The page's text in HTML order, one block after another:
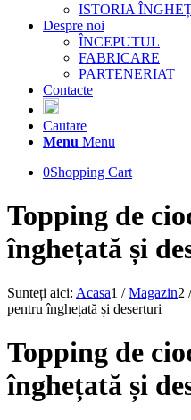
ISTORIA
Despre noi
ÎNCEPUTUL
FABRICARE
PARTENERIAT
Contacte
Cautare
Menu Menu
0Shopping Cart
Topping de
înghețată și
Sunteți aici: Acasa1 / Magazin2 /
pentru înghețată și deserturi
Topping de
înghețată și